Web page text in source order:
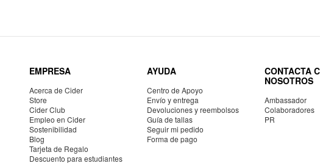
EMPRESA
Acerca de Cider
Store
Cider Club
Empleo en Cider
Sostenibilidad
Blog
Tarjeta de Regalo
Descuento para estudiantes
AYUDA
Centro de Apoyo
Envío y entrega
Devoluciones y reembolsos
Guía de tallas
Seguir mi pedido
Forma de pago
CONTACTA
NOSOTROS
Ambassador
Colaboradores
PR